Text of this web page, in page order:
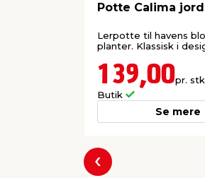
Potte Calima
Lerpotte til havens
planter. Klassisk i
139,00pr.
Butik
Se mere
Forrige